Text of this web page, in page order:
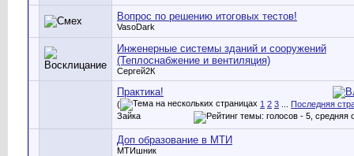
Вопрос по решению итоговых тестов!
VasoDark
Инженерные системы зданий и сооружений
(Теплоснабжение и вентиляция)
Сергей2К
Практика!
( 1 2 3
Последняя
Зайка
Доп образование в МТИ
МТИшник